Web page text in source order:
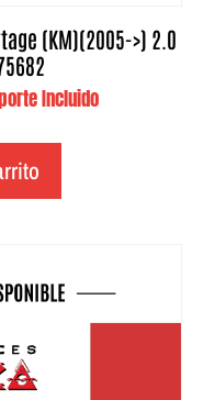
(KM)(2005->) 2.0
Incluido